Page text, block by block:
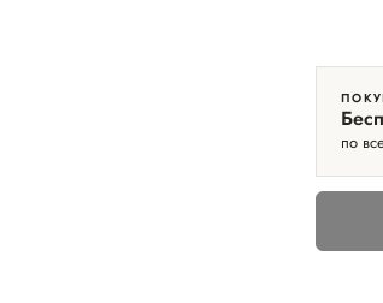
по